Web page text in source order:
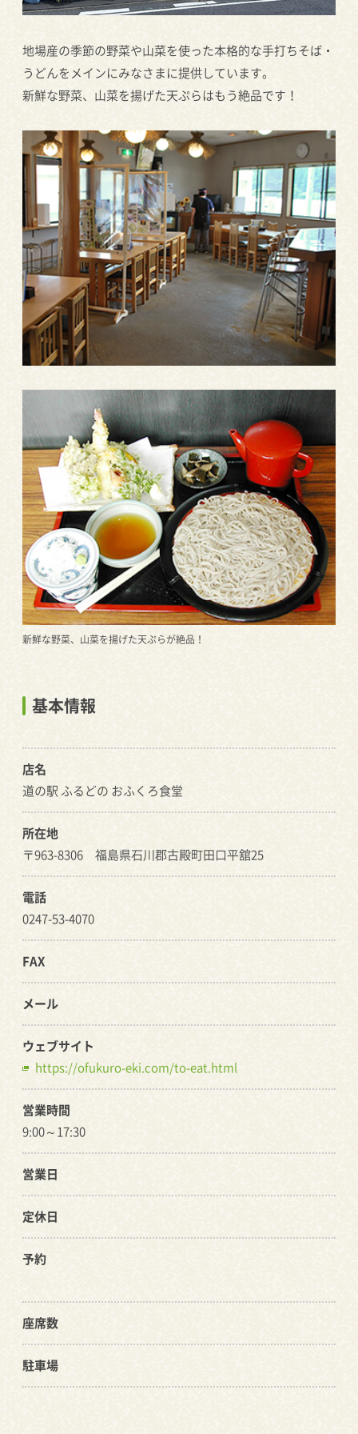
地場産の季節の野菜や山菜を使った本格的な手打ちそば・
うどんをメインにみなさまに提供しています。
新鮮な野菜、山菜を揚げた天ぷらはもう絶品です！
新鮮な野菜、山菜を揚げた天ぷらが絶品！
基本情報
店名
道の駅 ふるどの おふくろ食堂
所在地
〒963-8306 福島県石川郡古殿町田口平舘25
電話
0247-53-4070
FAX
メール
ウェブサイト
https://ofukuro-eki.com/to-eat.html
営業時間
9:00～17:30
営業日
定休日
予約
座席数
駐車場